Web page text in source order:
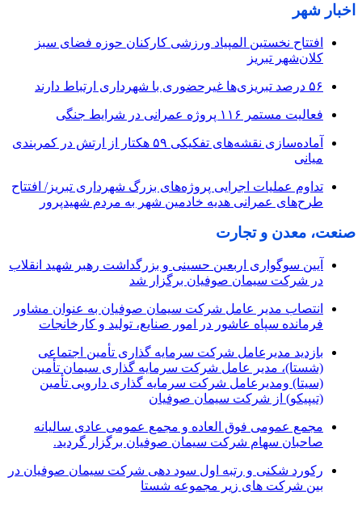
اخبار شهر
افتتاح نخستین المپیاد ورزشی کارکنان حوزه فضای سبز
کلان‌شهر تبریز
۵۶ درصد تبریزی‌ها غیرحضوری با شهرداری ارتباط دارند
فعالیت مستمر ۱۱۶ پروژه عمرانی در شرایط جنگی
آماده‌سازی نقشه‌های تفکیکی ۵۹ هکتار از ارتش در کمربندی
میانی
تداوم عملیات اجرایی پروژه‌های بزرگ شهرداری تبریز/ افتتاح
طرح‌های عمرانی هدیه خادمین شهر به مردم شهیدپرور
صنعت، معدن و تجارت
آیین سوگواری اربعین حسینی و بزرگداشت رهبر شهید انقلاب
در شرکت سیمان صوفیان برگزار شد
انتصاب مدیر عامل شرکت سیمان صوفیان به عنوان مشاور
فرمانده سپاه عاشور در امور صنایع، تولید و کارخانجات
بازدید مدیرعامل شرکت سرمایه گذاری تأمین اجتماعی
(شستا)، مدیر عامل شرکت سرمایه گذاری سیمان تأمین
(سیتا) ومدیرعامل شرکت سرمایه گذاری دارویی تأمین
(تیپیکو) از شرکت سیمان صوفیان
مجمع عمومی فوق العاده و مجمع عمومی عادی سالیانه
صاحبان سهام شرکت سیمان صوفیان برگزار گردید.
رکورد شکنی و رتبه اول سود دهی شرکت سیمان صوفیان در
بین شرکت های زیر مجموعه شستا